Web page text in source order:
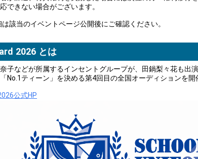
できない場合がございます。
該当のイベントページ公開後にご確認ください。
2026 とは
子などが所属するインセントグループが、田鍋梨々花も出
No.1ティーン」を決める第4回目の全国オーディションを開
公式HP